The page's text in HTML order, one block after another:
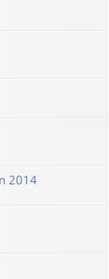
2014